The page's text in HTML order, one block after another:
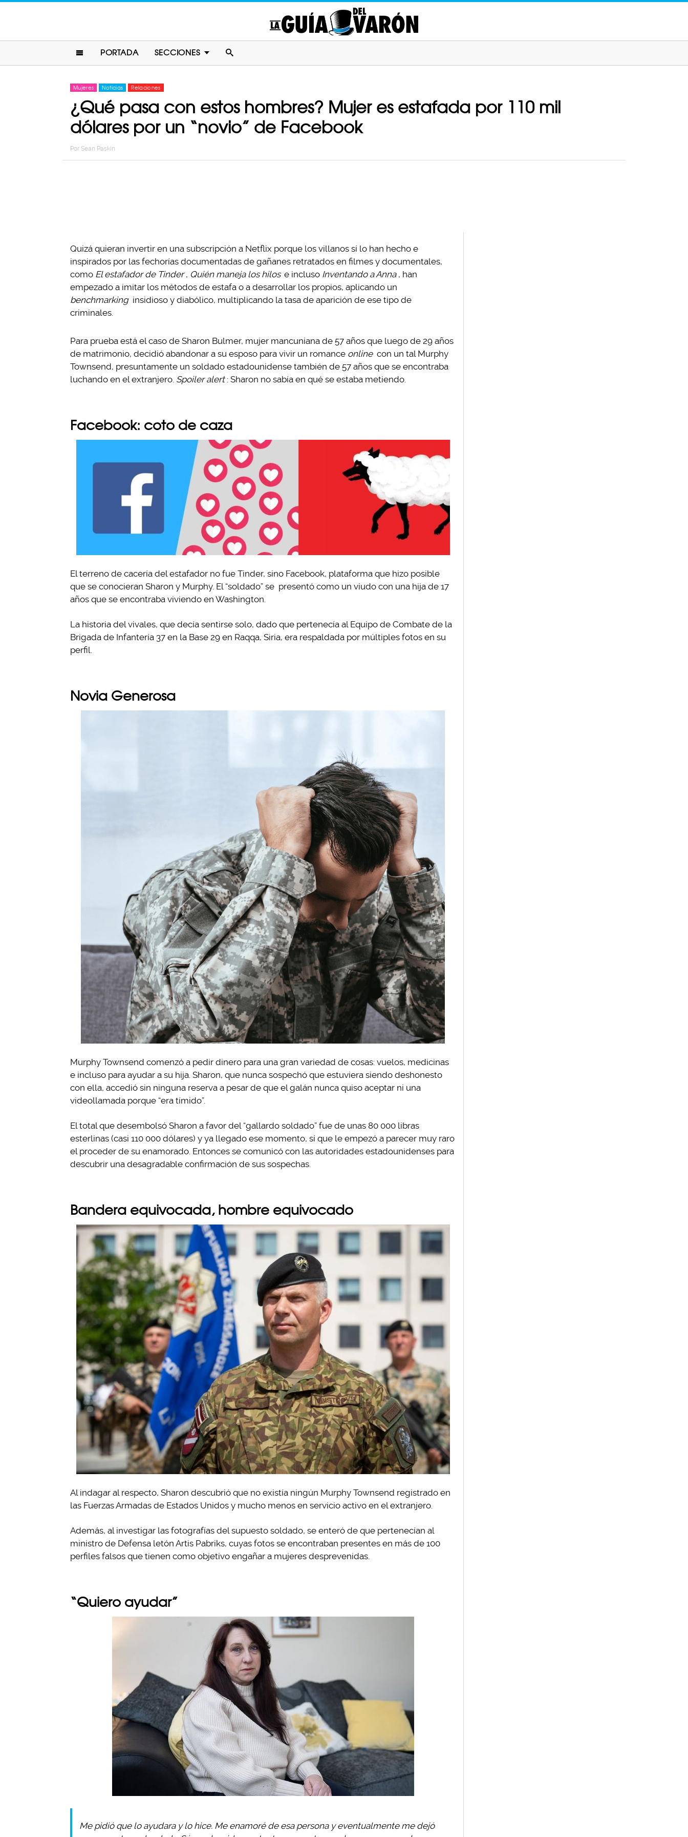
PORTADA SECCIONES
Mujeres Noticias Relaciones
¿Qué pasa con estos hombres? Mujer es estafada por 110 mil
dólares por un “novio” de Facebook
Por Sean Paskin
Quizá quieran invertir en una subscripción a Netflix porque los villanos sí lo han hecho e
inspirados por las fechorías documentadas de gañanes retratados en filmes y documentales,
como El estafador de Tinder , Quién maneja los hilos e incluso Inventando a Anna , han
empezado a imitar los métodos de estafa o a desarrollar los propios, aplicando un
benchmarking insidioso y diabólico, multiplicando la tasa de aparición de ese tipo de
criminales.
Para prueba está el caso de Sharon Bulmer, mujer mancuniana de 57 años que luego de 29 años
de matrimonio, decidió abandonar a su esposo para vivir un romance online con un tal Murphy
Townsend, presuntamente un soldado estadounidense también de 57 años que se encontraba
luchando en el extranjero. Spoiler alert : Sharon no sabía en qué se estaba metiendo.
Facebook: coto de caza
El terreno de cacería del estafador no fue Tinder, sino Facebook, plataforma que hizo posible
que se conocieran Sharon y Murphy. El “soldado” se presentó como un viudo con una hija de 17
años que se encontraba viviendo en Washington.
La historia del vivales, que decía sentirse solo, dado que pertenecía al Equipo de Combate de la
Brigada de Infantería 37 en la Base 29 en Raqqa, Siria, era respaldada por múltiples fotos en su
perfil.
Novia Generosa
Murphy Townsend comenzó a pedir dinero para una gran variedad de cosas: vuelos, medicinas
e incluso para ayudar a su hija. Sharon, que nunca sospechó que estuviera siendo deshonesto
con ella, accedió sin ninguna reserva a pesar de que el galán nunca quiso aceptar ni una
videollamada porque “era tímido”.
El total que desembolsó Sharon a favor del “gallardo soldado” fue de unas 80 000 libras
esterlinas (casi 110 000 dólares) y ya llegado ese momento, sí que le empezó a parecer muy raro
el proceder de su enamorado. Entonces se comunicó con las autoridades estadounidenses para
descubrir una desagradable confirmación de sus sospechas.
Bandera equivocada, hombre equivocado
Al indagar al respecto, Sharon descubrió que no existía ningún Murphy Townsend registrado en
las Fuerzas Armadas de Estados Unidos y mucho menos en servicio activo en el extranjero.
Además, al investigar las fotografías del supuesto soldado, se enteró de que pertenecían al
ministro de Defensa letón Artis Pabriks, cuyas fotos se encontraban presentes en más de 100
perfiles falsos que tienen como objetivo engañar a mujeres desprevenidas.
“Quiero ayudar”
Me pidió que lo ayudara y lo hice. Me enamoré de esa persona y eventualmente me dejó